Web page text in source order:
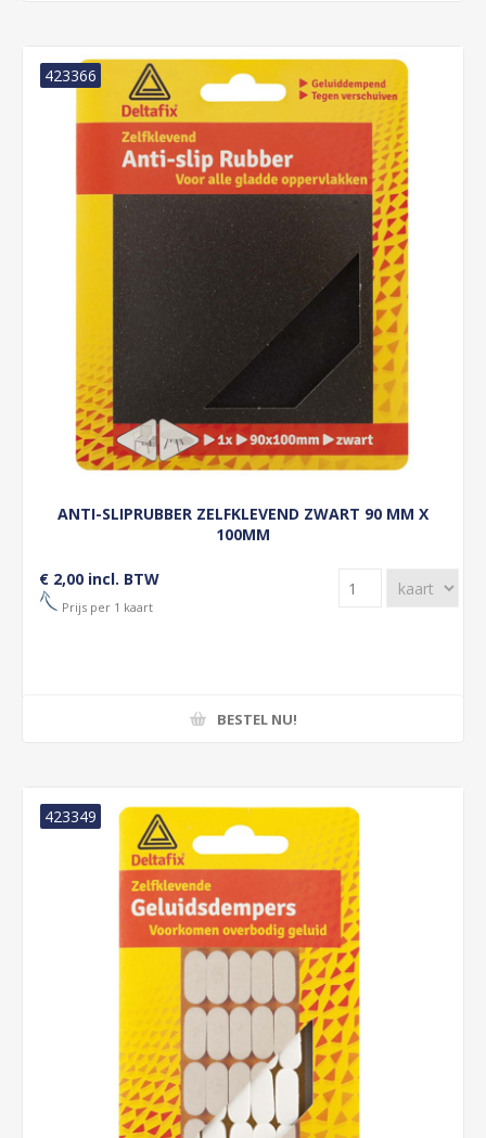
ANTI-SLIPRUBBER ZELFKLEVEND ZWART 90 MM X
100MM
423366
€ 2,00 incl. BTW
Prijs per 1 kaart
BESTEL NU!
423349